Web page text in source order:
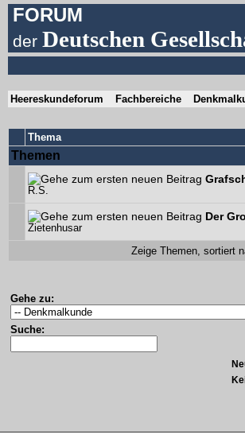
FORUM
derDeutschen
Heereskundeforum Fachbereiche
Thema
Themen
R.S.
Der
Zietenhusar
Zeige Themen, sortiert
Gehe zu:
Suche: